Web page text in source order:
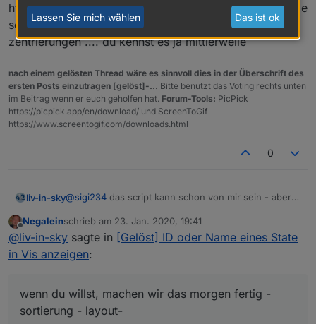
html-tabellen script aufgebaut und man kann damit viele
settings selber einstellen - farben abstände
zentrierungen .... du kennst es ja mittlerweile
nach einem gelösten Thread wäre es sinnvoll dies in der Überschrift des
ersten Posts einzutragen [gelöst]-... Bitte benutzt das Voting rechts unten
im Beitrag wenn er euch geholfen hat. Forum-Tools: PicPick
https://picpick.app/en/download/ und ScreenToGif
https://www.screentogif.com/downloads.html
0
liv-in-sky@sigi234 das script kann schon von mir sein - aber
ich dieses layout so nicht erzeugen
@Negalein wenn du willst, machen wir das morgen
fertig - sortierung - layout-
heute geht nicht mehr - die scripte sind alle auf ein
html-tabellen script aufgebaut und man kann damit
zentrierungen .... du kennst es ja mittlerweile
Offline
Negaleinschrieb am 23. Jan. 2020, 19:41
zuletzt editiert von
@liv-in-sky sagte in [Gelöst] ID oder Name eines State
in Vis anzeigen:
wenn du willst, machen wir das morgen fertig -
sortierung - layout-
Lassen Sie mich wählen Das ist ok